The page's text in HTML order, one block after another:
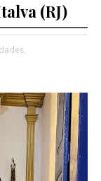
(RJ)